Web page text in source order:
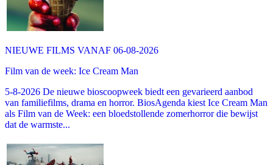
NIEUWE FILMS VANAF 06-08-2026
Film van de week: Ice Cream Man
5-8-2026 De nieuwe bioscoopweek biedt een gevarieerd aanbod
van familiefilms, drama en horror. BiosAgenda kiest Ice Cream Man
als Film van de Week: een bloedstollende zomerhorror die bewijst
dat de warmste...